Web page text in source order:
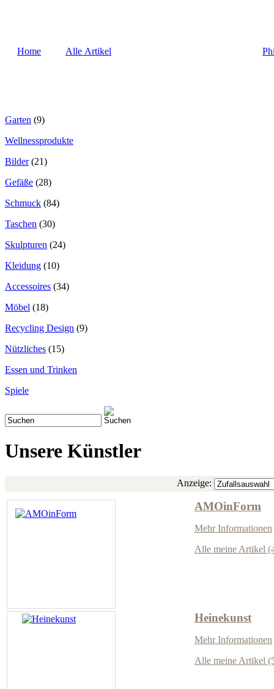
Home Alle Artikel
Garten (9)
Wellnessprodukte
Bilder (21)
Gefäße (28)
Schmuck (84)
Taschen (30)
Skulpturen (24)
Kleidung (10)
Accessoires (34)
Möbel (18)
Recycling Design (9)
Nützliches (15)
Essen und Trinken
Spiele
Unsere Künstler
Anzeige:
AMOinForm
Mehr Informationen
Alle meine Artikel
Heinekunst
Mehr Informationen
Alle meine Artikel